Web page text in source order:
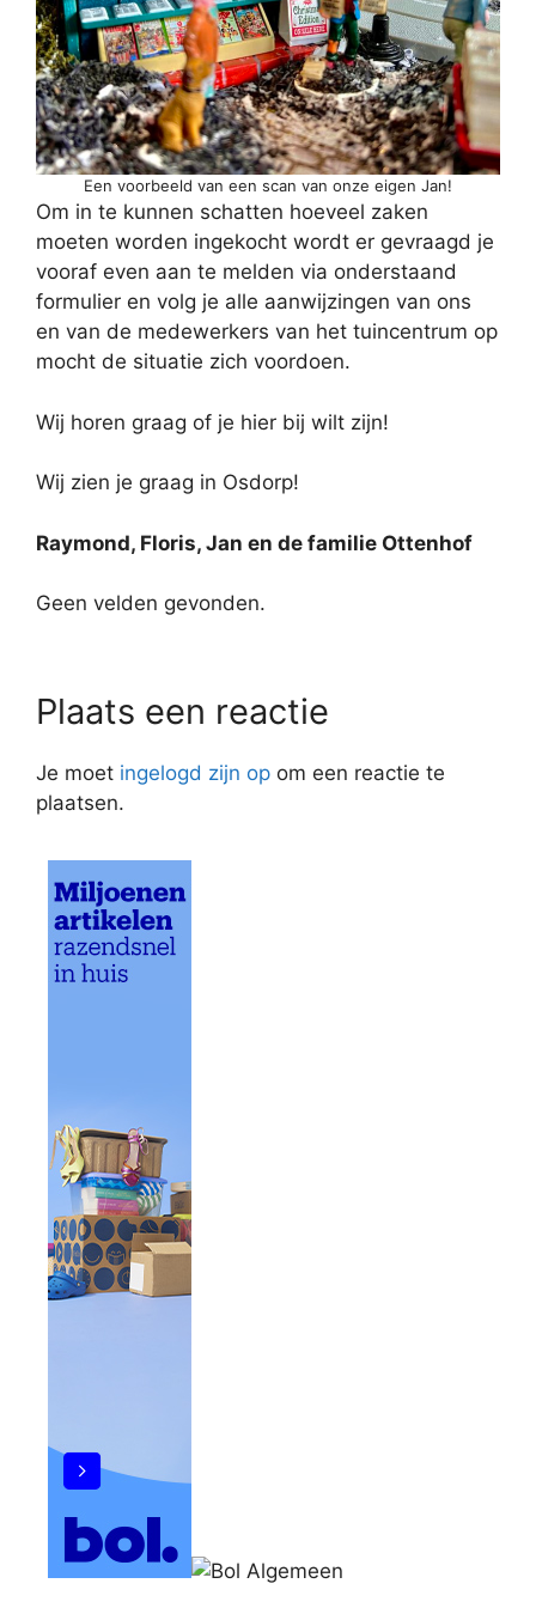
Een voorbeeld van een scan van onze eigen Jan!
Om in te kunnen schatten hoeveel zaken
moeten worden ingekocht wordt er gevraagd je
vooraf even aan te melden via onderstaand
formulier en volg je alle aanwijzingen van ons
en van de medewerkers van het tuincentrum op
mocht de situatie zich voordoen.
Wij horen graag of je hier bij wilt zijn!
Wij zien je graag in Osdorp!
Raymond, Floris, Jan en de familie Ottenhof
Geen velden gevonden.
Plaats een reactie
Je moet ingelogd zijn op om een reactie te
plaatsen.